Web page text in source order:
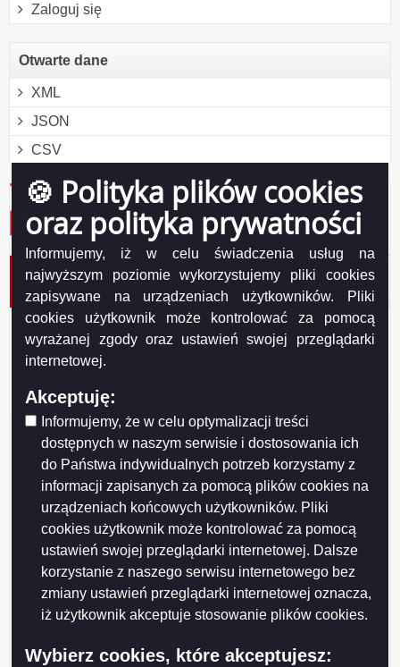
🍪 Polityka plików cookies
oraz polityka prywatności
Informujemy, iż w celu świadczenia usług na
najwyższym poziomie wykorzystujemy pliki cookies
zapisywane na urządzeniach użytkowników. Pliki
cookies użytkownik może kontrolować za pomocą
wyrażanej zgody oraz ustawień swojej przeglądarki
internetowej.
Akceptuję:
Informujemy, że w celu optymalizacji treści
dostępnych w naszym serwisie i dostosowania ich
do Państwa indywidualnych potrzeb korzystamy z
informacji zapisanych za pomocą plików cookies na
urządzeniach końcowych użytkowników. Pliki
cookies użytkownik może kontrolować za pomocą
ustawień swojej przeglądarki internetowej. Dalsze
korzystanie z naszego serwisu internetowego bez
zmiany ustawień przeglądarki internetowej oznacza,
iż użytkownik akceptuje stosowanie plików cookies.
Wybierz cookies, które akceptujesz:
Zaloguj się
Otwarte dane
XML
JSON
CSV
Petycja nr 5/2021 z dnia 2021-02-18 Anny S. w sprawie
szczepionek
Odpowiedź na petycję w sprawie szczepionek_pismo do Ministra
Zdrowia.pdf ( 221.95 KB )
Podgląd
sprawie
szczepionek_pismo
do
Ministra
Zdrowia.pdf
Odpowiedź na petycję w sprawie szczepionek_pismo do Ministra Zdrowia
5_2021
z
dnia
18
r..pdf
Petycja nr 5_2021 z dnia 18 lutego 2021 r. Anny S. w sprawie szczepionek
Udostępniający:
Urząd Miejski w Suwałkach
Wytwarzający/odpowiadający:
Data wytworzenia:2021-02-18
Wprowadzający:Marta Buczyńska
Data modyfikacji: 2021-02-25
Opublikował:Marta Buczyńska
Data publikacji:2021-02-25